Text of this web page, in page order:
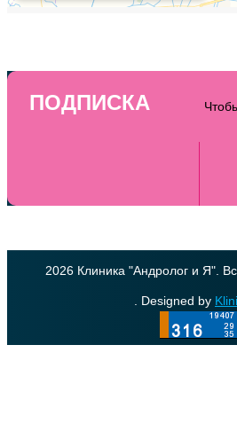
ПОДПИСКА
2026 Клиника "Андролог и Я".
. Designed by